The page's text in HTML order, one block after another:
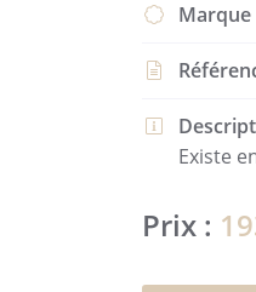
le formulaire de
 Marque


Existe
Prix :